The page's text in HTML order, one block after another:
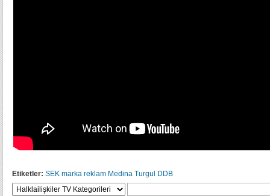
Etiketler: SEK marka reklam Medina Turgul DDB